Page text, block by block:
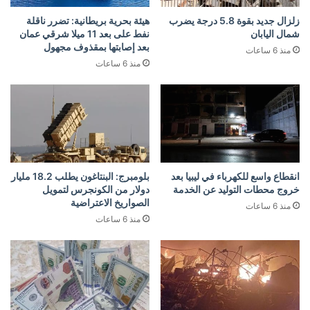
زلزال جديد بقوة 5.8 درجة يضرب
شمال اليابان
منذ 6 ساعات
هيئة بحرية بريطانية: تضرر ناقلة
نفط على بعد 11 ميلا شرقي عمان
بعد إصابتها بمقذوف مجهول
منذ 6 ساعات
انقطاع واسع للكهرباء في ليبيا بعد
خروج محطات التوليد عن الخدمة
منذ 6 ساعات
بلومبرج: البنتاغون يطلب 18.2 مليار
دولار من الكونجرس لتمويل
الصواريخ الاعتراضية
منذ 6 ساعات